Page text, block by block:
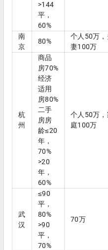
>144
平，
60%
南
京
80%
个人50万，
妻100万
杭
州
商品
房70%
经济
适用
房80%
二手
房房
龄≤20
年，
70%
>20
年，
60%
个人50万，
庭100万
武
汉
≤90
平，
80%
>90
平，
70%
70万